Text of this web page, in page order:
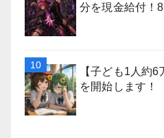
分を現金給付！
【子ども1人約
を開始します！